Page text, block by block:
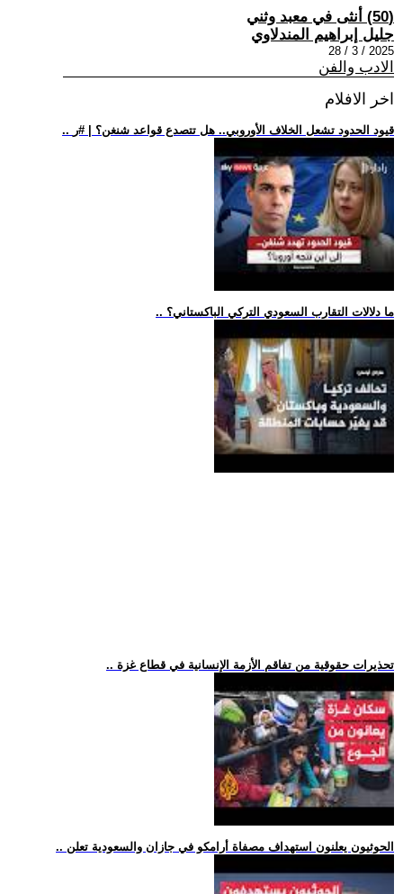
(50) أنثى في معبد وثني
جليل إبراهيم المندلاوي
2025 / 3 / 28
الادب والفن
اخر الافلام
.. قيود الحدود تشعل الخلاف الأوروبي.. هل تتصدع قواعد شنغن؟ | #ر
.. ما دلالات التقارب السعودي التركي الباكستاني؟
.. تحذيرات حقوقية من تفاقم الأزمة الإنسانية في قطاع غزة
.. الحوثيون يعلنون استهداف مصفاة أرامكو في جازان والسعودية تعلن